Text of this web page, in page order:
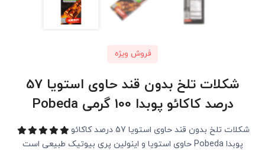
فروش ویژه
​شکلات تلخ بدون قند حاوی استویا 57
درصد کاکائو پوبدا 100 گرمی Pobeda
شکلات تلخ بدون قند حاوی استویا 57 درصد کاکائو
پوبدا Pobeda حاوی استویا و اینولین پری بیوتیک طبیعی است